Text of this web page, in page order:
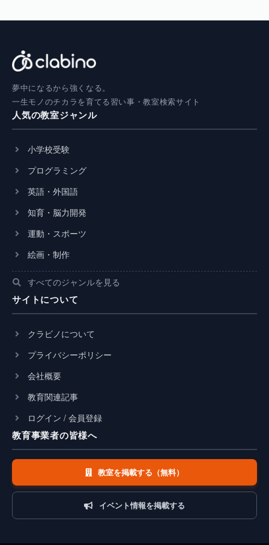
夢中になるから強くなる。
一生モノのチカラを育てる習い事・教室検索サイト
人気の教室ジャンル
小学校受験
プログラミング
英語・外国語
知育・脳力開発
運動・スポーツ
絵画・制作
すべてのジャンルを見る
サイトについて
クラビノについて
プライバシーポリシー
会社概要
教育関連記事
ログイン / 会員登録
教育事業者の皆様へ
教室を掲載する（無料）
イベント情報を掲載する